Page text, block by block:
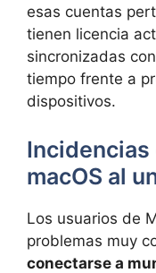
esas cuentas
tienen licencia
sincronizadas
tiempo frente a
dispositivos.
macOS al
Los usuarios de
problemas muy
conectarse a